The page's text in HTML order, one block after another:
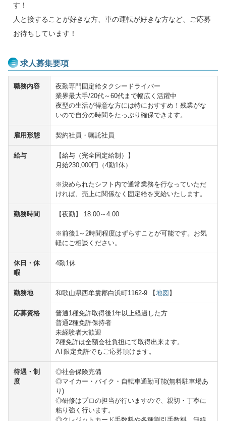
す！
人と接することが好きな方、車の運転が好きな方など、ご応募
お待ちしています！
求人募集要項
職務内容
夜勤専門固定給タクシードライバー
業界最大手/20代～60代まで幅広く活躍中
夜型の生活が得意な方には特におすすめ！残業がな
いので自分の時間をたっぷり確保できます。
雇用形態 契約社員・嘱託社員
給与
【給与（完全固定給制）】
月給230,000円（4勤1休）
※決められたシフト内で通常業務を行なっていただ
ければ、売上に関係なく固定給を支給いたします。
勤務時間 【夜勤】 18:00～4:00
※前後1～2時間程度はずらすことが可能です。お気
軽にご相談ください。
休日・休
暇
4勤1休
勤務地 和歌山県西牟婁郡白浜町1162-9 【地図】
応募資格
普通1種免許取得後1年以上経過した方
普通2種免許保持者
未経験者大歓迎
2種免許は全額会社負担にて取得出来ます。
AT限定免許でもご応募頂けます。
待遇・制
度
◎社会保険完備
◎マイカー・バイク・自転車通勤可能(無料駐車場あ
り)
◎研修はプロの担当が行いますので、親切・丁寧に
粘り強く行います。